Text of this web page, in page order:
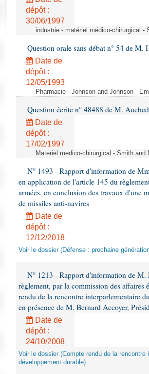
Rapports d'enquête
Rapports législatifs
Dossiers législatifs
Budget et sécurité sociale
Questions écrites et orales
dépôt :
30/06/1997
industrie - matériel médico-chirurgical -
Question orale sans débat n° 54 de M.
Date de
dépôt :
12/05/1993
Pharmacie - Johnson and Johnson -
Question écrite n° 48488 de M.
Date de
dépôt :
17/02/1997
Materiel medico-chirurgical - Smith
N° 1493 - Rapport d'information de
en application de l'article 145 du
armées, en conclusion des travaux d'une
de missiles anti-navires
Date de
dépôt :
12/12/2018
Voir le dossier (Défense : prochaine
N° 1213 - Rapport d'information de
règlement, par la commission des
rendu de la rencontre interparlementaire
en présence de M. Bernard Accoyer,
Date de
dépôt :
24/10/2008
Voir le dossier (Compte rendu de la
développement durable)